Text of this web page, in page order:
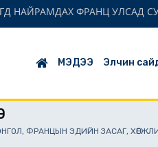
НАЙРАМДАХ ФРАНЦ УЛСАД
МЭДЭЭ Элчин
ФРАНЦЫН ЭДИЙН ЗАСАГ,